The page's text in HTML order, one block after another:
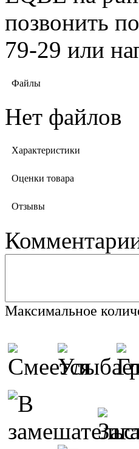
позвонить
79-29 или
Файлы
Нет файлов
Характеристики
Оценки товара
Отзывы
Максимальное